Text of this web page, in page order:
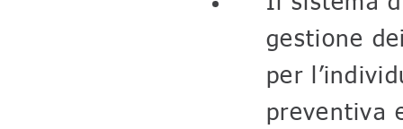
gestione
per
preventiva